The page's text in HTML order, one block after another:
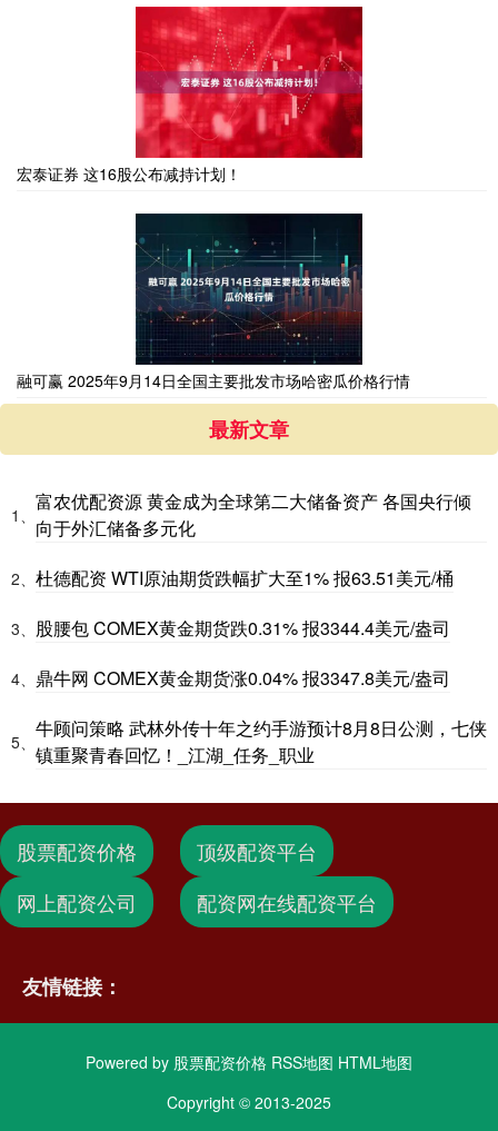
宏泰证券 这16股公布减持计划！
融可赢 2025年9月14日全国主要批发市场哈密瓜价格行情
最新文章
1、
富农优配资源 黄金成为全球第二大储备资产 各国央行倾
向于外汇储备多元化
2、 杜德配资 WTI原油期货跌幅扩大至1% 报63.51美元/桶
3、 股腰包 COMEX黄金期货跌0.31% 报3344.4美元/盎司
4、 鼎牛网 COMEX黄金期货涨0.04% 报3347.8美元/盎司
5、
牛顾问策略 武林外传十年之约手游预计8月8日公测，七侠
镇重聚青春回忆！_江湖_任务_职业
股票配资价格
顶级配资平台
网上配资公司
配资网在线配资平台
友情链接：
Powered by 股票配资价格 RSS地图 HTML地图
Copyright © 2013-2025